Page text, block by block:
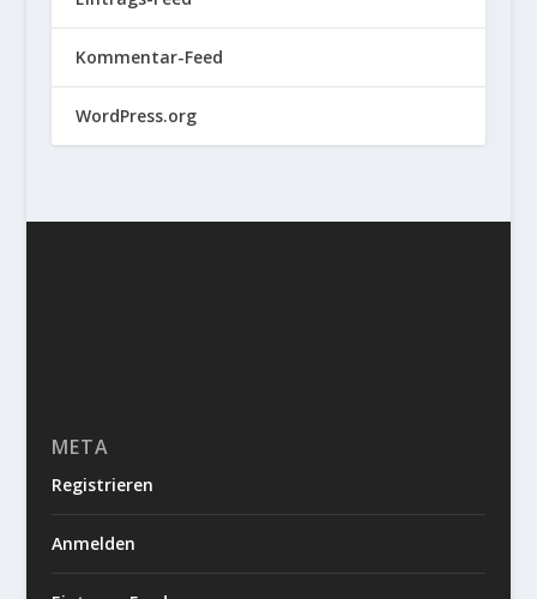
Kommentar-Feed
WordPress.org
META
Registrieren
Anmelden